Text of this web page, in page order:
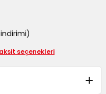
seçenekleri